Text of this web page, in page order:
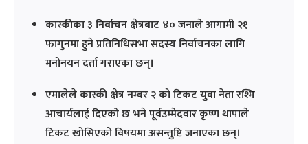
कास्कीका ३ निर्वाचन क्षेत्रबाट ४० जनाले आगामी २१
फागुनमा हुने प्रतिनिधिसभा सदस्य निर्वाचनका लागि
मनोनयन दर्ता गराएका छन्।
एमालेले कास्की क्षेत्र नम्बर २ को टिकट युवा नेता रश्मि
आचार्यलाई दिएको छ भने पूर्वउम्मेदवार कृष्ण थापाले
टिकट खोसिएको विषयमा असन्तुष्टि जनाएका छन्।